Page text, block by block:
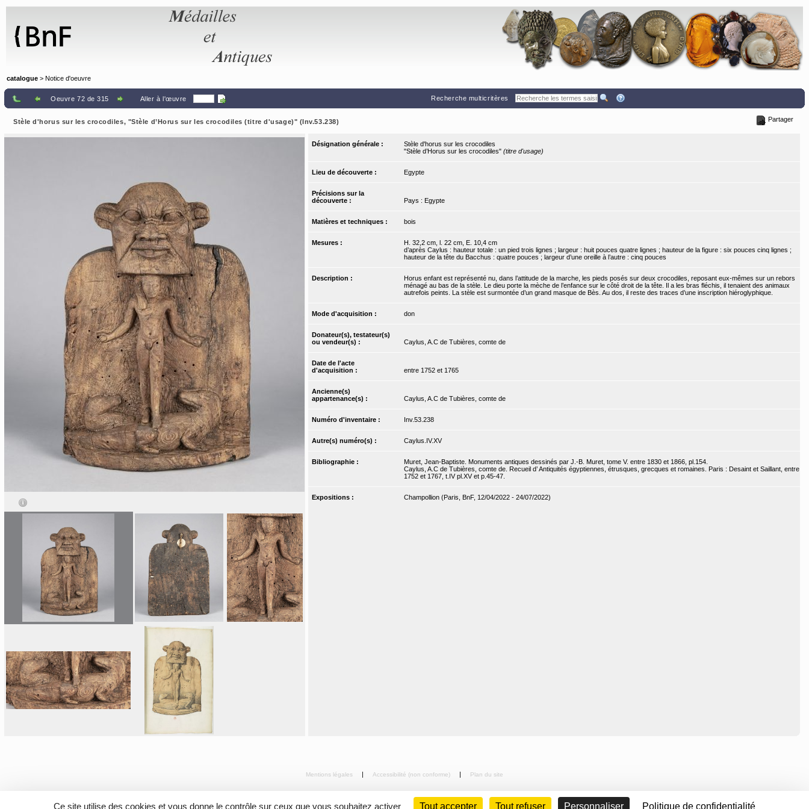
catalogue > Notice d'oeuvre
Oeuvre 72 de 315 Aller à l'œuvre Recherche multicritères
Stèle d'horus sur les crocodiles, "Stèle d’Horus sur les crocodiles (titre d'usage)" (Inv.53.238) Partager
Désignation générale :
Stèle d'horus sur les crocodiles
"Stèle d’Horus sur les crocodiles" (titre d'usage)
Lieu de découverte : Egypte
Précisions sur la
découverte :
Pays : Egypte
Matières et techniques : bois
Mesures :
H. 32,2 cm, l. 22 cm, E. 10,4 cm
d’après Caylus : hauteur totale : un pied trois lignes ; largeur : huit pouces quatre lignes ; hauteur de la figure : six pouces cinq lignes ;
hauteur de la tête du Bacchus : quatre pouces ; largeur d’une oreille à l’autre : cinq pouces
Description :
Horus enfant est représenté nu, dans l’attitude de la marche, les pieds posés sur deux crocodiles, reposant eux-mêmes sur un rebors
ménagé au bas de la stèle. Le dieu porte la mèche de l’enfance sur le côté droit de la tête. Il a les bras fléchis, il tenaient des animaux
autrefois peints. La stèle est surmontée d’un grand masque de Bès. Au dos, il reste des traces d’une inscription hiéroglyphique.
Mode d'acquisition : don
Donateur(s), testateur(s)
ou vendeur(s) :
Caylus, A.C de Tubières, comte de
Date de l'acte
d'acquisition :
entre 1752 et 1765
Ancienne(s)
appartenance(s) :
Caylus, A.C de Tubières, comte de
Numéro d'inventaire : Inv.53.238
Autre(s) numéro(s) : Caylus.IV.XV
Bibliographie :
Muret, Jean-Baptiste. Monuments antiques dessinés par J.-B. Muret, tome V. entre 1830 et 1866, pl.154.
Caylus, A.C de Tubières, comte de. Recueil d’ Antiquités égyptiennes, étrusques, grecques et romaines. Paris : Desaint et Saillant, entre
1752 et 1767, t.IV pl.XV et p.45-47.
Expositions : Champollion (Paris, BnF, 12/04/2022 - 24/07/2022)
Mentions légales Accessibilité (non conforme) Plan du site
Ce site utilise des cookies et vous donne le contrôle sur ceux que vous souhaitez activer Tout accepter Tout refuser Personnaliser Politique de confidentialité